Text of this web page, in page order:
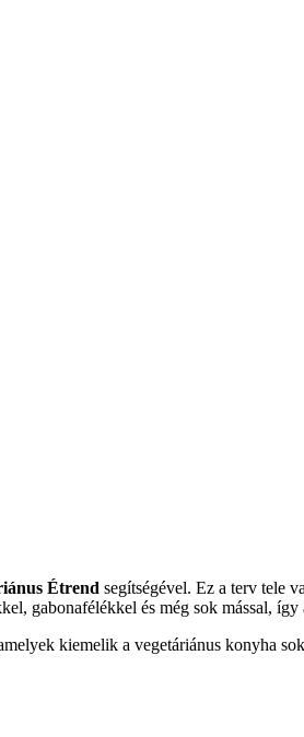
Étrend segítségével. Ez a terv tele
gabonafélékkel és még sok mással,
kiemelik a vegetáriánus konyha